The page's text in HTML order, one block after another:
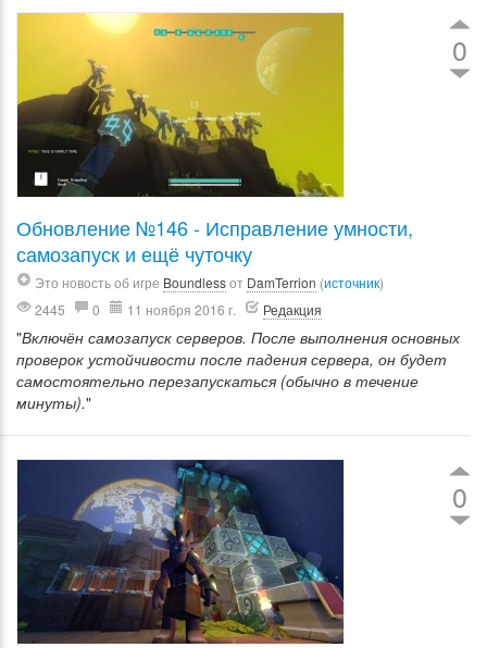
0
Обновление №146 - Исправление умности,
самозапуск и ещё чуточку
Это новость об игре Boundlessот DamTerrion (источник)
2445
0 11 ноября 2016 г. Редакция
"Включён самозапуск серверов. После выполнения основных
проверок устойчивости после падения сервера, он будет
самостоятельно перезапускаться (обычно в течение
минуты)."
0